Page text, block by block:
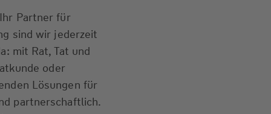
Partner für
sind wir jederzeit
mit Rat, Tat und
oder
Lösungen für
partnerschaftlich.